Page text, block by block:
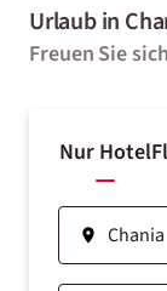
Urlaub in
Freuen Sie
Nur Hotel